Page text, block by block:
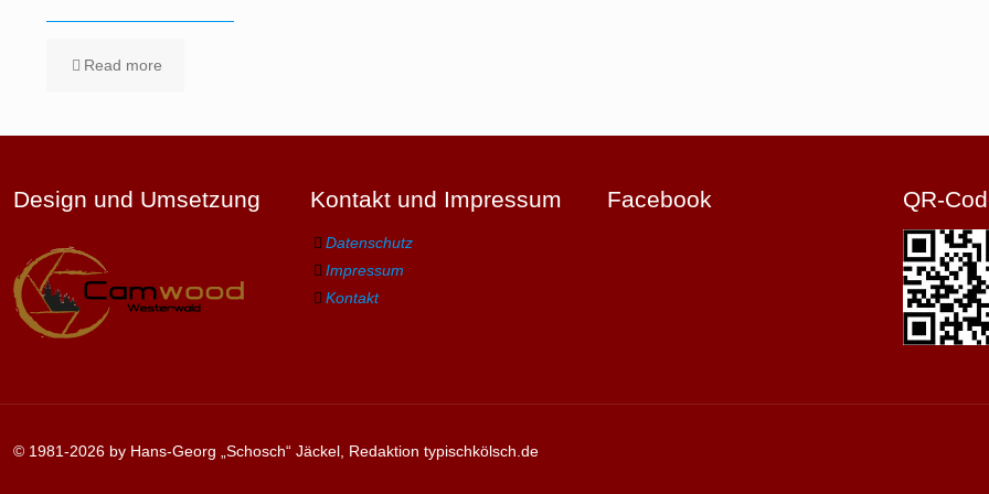
Read more
Design und Umsetzung Kontakt und Impressum
Datenschutz
Impressum
Kontakt
Facebook QR-
© 1981-2026 by Hans-Georg „Schosch“ Jäckel, Redaktion typischkölsch.de